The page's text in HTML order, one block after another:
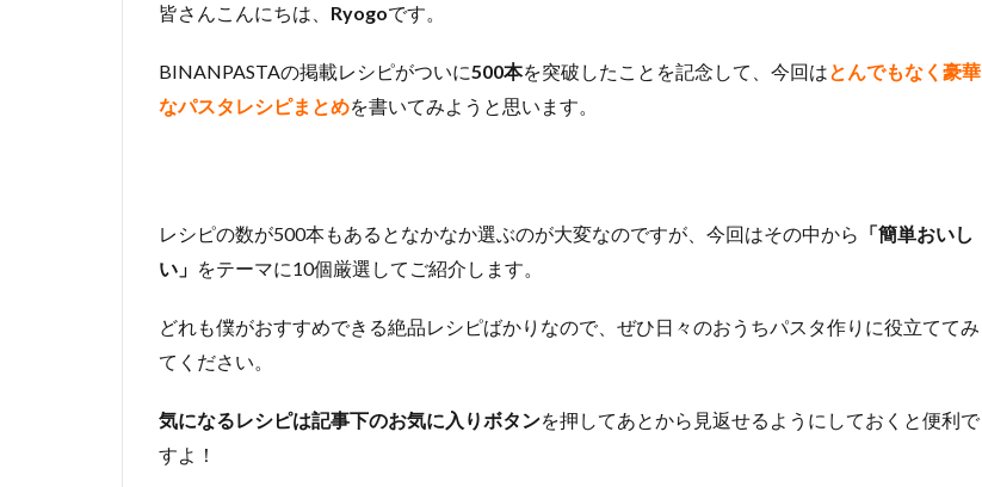
皆さんこんにちは、 Ryogoです。
BINANPASTAの掲載レシピがついに500本を突破したことを記念して、今回はとんでもなく豪華
なパスタレシピまとめを書いてみようと思います。
レシピの数が500本もあるとなかなか選ぶのが大変なのですが、今回はその中から 「簡単おいし
い」 をテーマに10個厳選してご紹介します。
どれも僕がおすすめできる絶品レシピばかりなので、ぜひ日々のおうちパスタ作りに役立ててみ
てください。
気になるレシピは記事下のお気に入りボタンを押してあとから見返せるようにしておくと便利で
すよ！